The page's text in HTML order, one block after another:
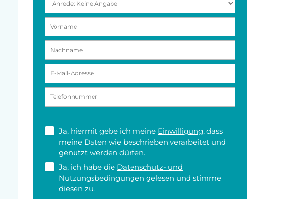
Ja, hiermit gebe ich meine Einwilligung, dass
meine Daten wie beschrieben verarbeitet und
genutzt werden dürfen.
Ja, ich habe die Datenschutz- und
Nutzungsbedingungen gelesen und stimme
diesen zu.